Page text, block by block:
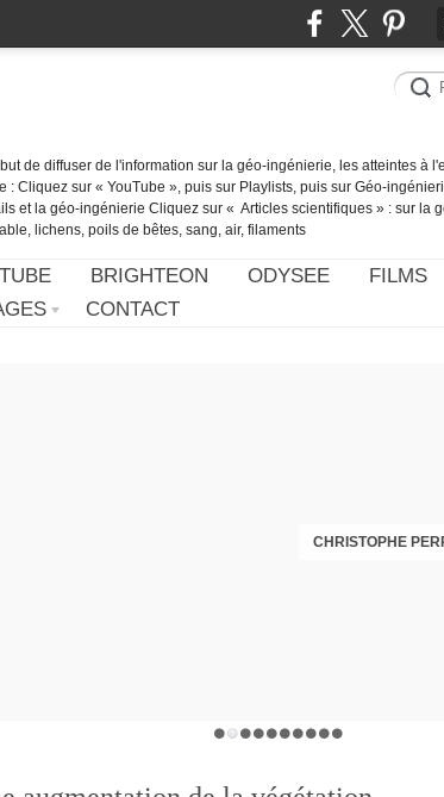
de diffuser de l'information sur la géo-ingénierie, les atteintes à
: Cliquez sur « YouTube », puis sur Playlists, puis sur Géo-
et la géo-ingénierie Cliquez sur « Articles scientifiques » : sur la
lichens, poils de bêtes, sang, air, filaments
BRIGHTEON ODYSEE FILMS
CONTACT
CHRISTOPHE